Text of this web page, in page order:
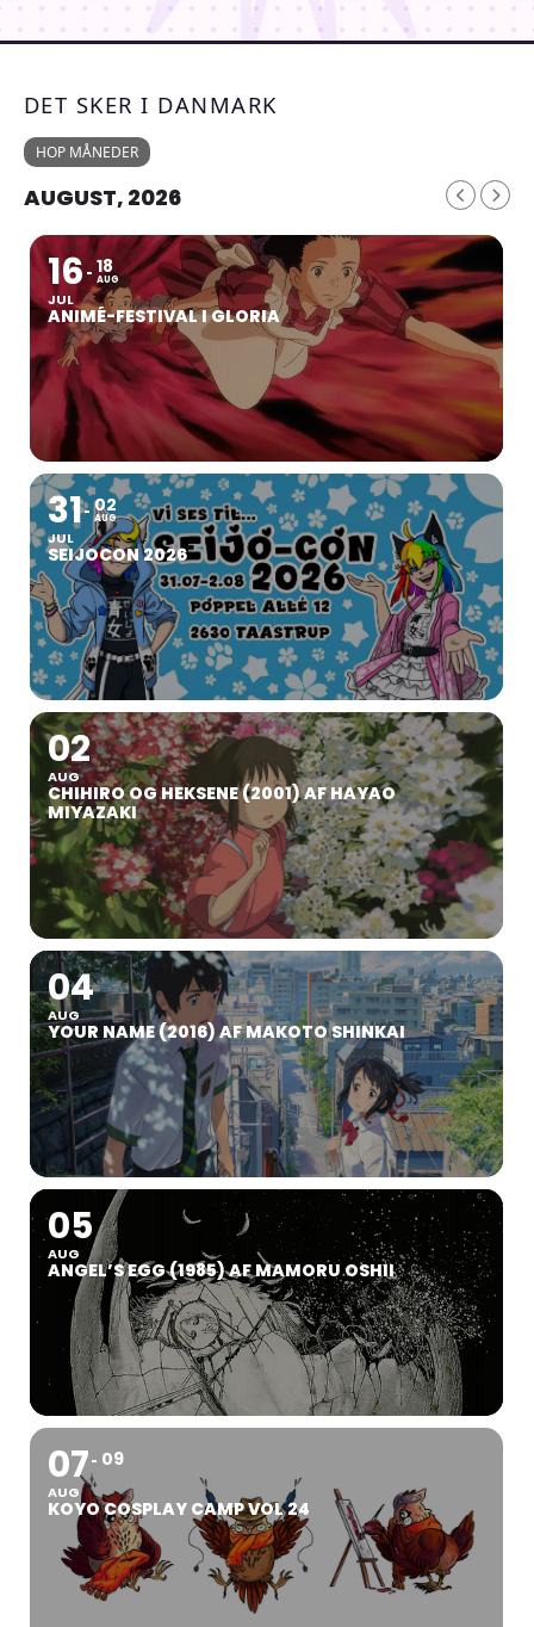
DET SKER I DANMARK
HOP MÅNEDER
AUGUST, 2026
16
JUL
18
AUG
ANIMÉ-FESTIVAL I GLORIA
31
JUL
02
AUG
SEIJOCON 2026
02
AUG
CHIHIRO OG HEKSENE (2001) AF HAYAO
MIYAZAKI
04
AUG
YOUR NAME (2016) AF MAKOTO SHINKAI
05
AUG
ANGEL’S EGG (1985) AF MAMORU OSHII
07
AUG
09
KOYO COSPLAY CAMP VOL 24